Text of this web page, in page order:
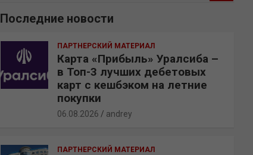
Последние новости
ПАРТНЕРСКИЙ МАТЕРИАЛ
Карта «Прибыль» Уралсиба –
в Топ-3 лучших дебетовых
карт с кешбэком на летние
покупки
06.08.2026 andrey
ПАРТНЕРСКИЙ МАТЕРИАЛ